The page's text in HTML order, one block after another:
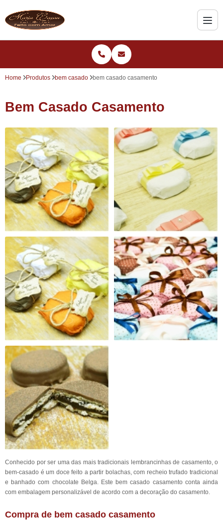
Home Produtos bem casado bem casado casamento
Bem Casado Casamento
Conhecido por ser uma das mais tradicionais lembrancinhas de casamento, o
bem-casado é um doce feito a partir bolachas, com recheio trufado tradicional
e banhado com chocolate Belga. Este bem casado casamento conta ainda
com embalagem personalizável de acordo com a decoração do casamento.
Compra de bem casado casamento